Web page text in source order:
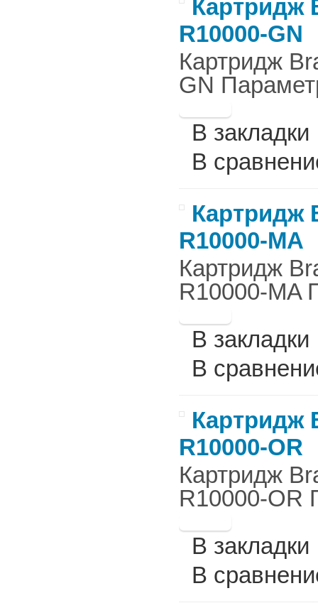
Картридж
R10000-GN
Картридж
GN
В закладки
В
Картридж
R10000-MA
Картридж
R10000-MA
В закладки
В
Картридж
R10000-OR
Картридж
R10000-OR
В закладки
В